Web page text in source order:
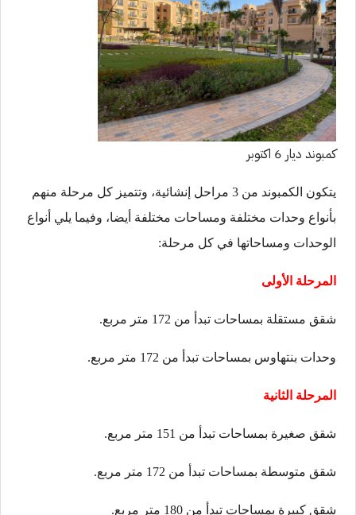
كمبوند ديار 6 اكتوبر
يتكون الكمبوند من 3 مراحل إنشائية، وتتميز كل مرحلة منهم
بأنواع وحدات مختلفة ومساحات مختلفة أيضا، وفيما يلي أنواع
الوحدات ومساحاتها في كل مرحلة:
المرحلة الأولى
شقق مستقلة بمساحات تبدأ من 172 متر مربع.
وحدات بنتهاوس بمساحات تبدأ من 172 متر مربع.
المرحلة الثانية
شقق صغيرة بمساحات تبدأ من 151 متر مربع.
شقق متوسطة بمساحات تبدأ من 172 متر مربع.
شقق كبيرة بمساحات تبدأ من 180 متر مربع.